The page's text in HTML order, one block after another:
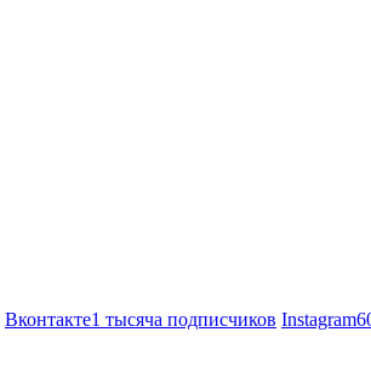
Вконтакте1 тысяча подписчиков Instagram